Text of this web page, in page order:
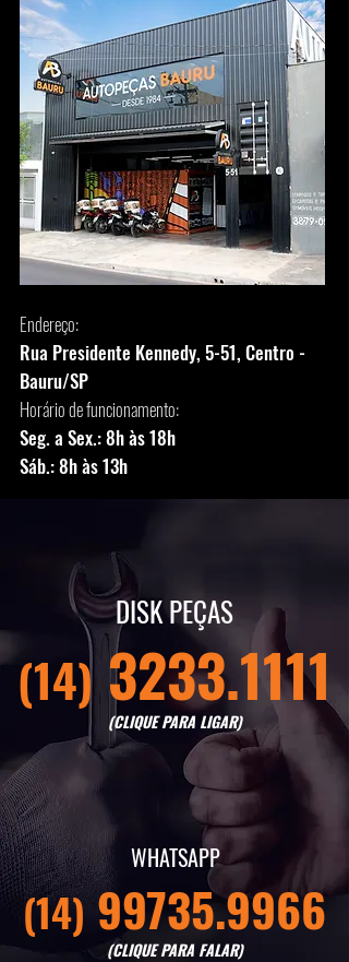
Endereço:
Rua Presidente Kennedy, 5-51, Centro -
Bauru/SP
Horário de funcionamento:
Seg. a Sex.: 8h às 18h
Sáb.: 8h às 13h
DISK PEÇAS
(14) 3233.1111
(CLIQUE PARA LIGAR)
WHATSAPP
(14)99735.9966
(CLIQUE PARA FALAR)